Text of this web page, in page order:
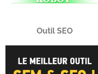
Outil SEO